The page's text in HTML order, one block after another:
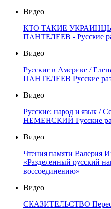
Видео
КТО ТАКИЕ УКРАИНЦЫ
ПАНТЕЛЕЕВ - Русские
Видео
Русские в Америке /
ПАНТЕЛЕЕВ Русские
Видео
Русские: народ и язык
НЕМЕНСКИЙ Русские
Видео
Чтения памяти Валерия
«Разделенный русский
воссоединению»
Видео
СКАЗИТЕЛЬСТВО